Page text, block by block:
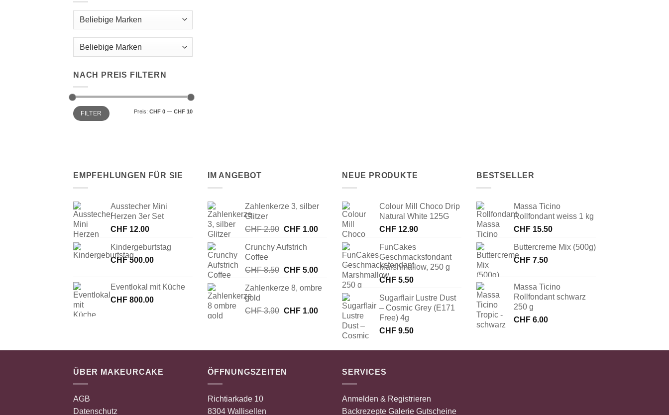
Beliebige Marken
NACH PREIS FILTERN
Min.
Preis
Max.
PreisFILTER Preis: CHF 0 — CHF 10
EMPFEHLUNGEN FÜR SIE
Ausstecher Mini
Herzen 3er Set
CHF 12.00
Kindergeburtstag
CHF500.00
Eventlokal mit Küche
CHF 800.00
IM ANGEBOT
Zahlenkerze 3, silber
Glitzer
CHF2.90 Ursprünglicher
war:
CHF1.00Aktueller
CHF 1.00.
Crunchy Aufstrich
Coffee
CHF8.50 Ursprünglicher
war:
CHF5.00Aktueller
ist:
CHF 5.00.
Zahlenkerze 8, ombre
gold
CHF3.90 Ursprünglicher
CHF1.00Aktueller
NEUE PRODUKTE
Colour Mill Choco Drip
Natural White 125G
CHF 12.90
FunCakes
Geschmacksfondant
Marshmallow, 250 g
CHF 5.50
Sugarflair Lustre Dust
– Cosmic Grey (E171
Free) 4g
CHF 9.50
BESTSELLER
Massa Ticino
Rollfondant weiss 1 kg
CHF 15.50
Buttercreme Mix (500g)
CHF 7.50
Massa Ticino
Rollfondant schwarz
250 g
CHF 6.00
ÜBER MAKEURCAKE
AGB
Datenschutz
ÖFFNUNGSZEITEN
Richtiarkade 10
8304 Wallisellen
SERVICES
Anmelden & Registrieren
Backrezepte Galerie Gutscheine